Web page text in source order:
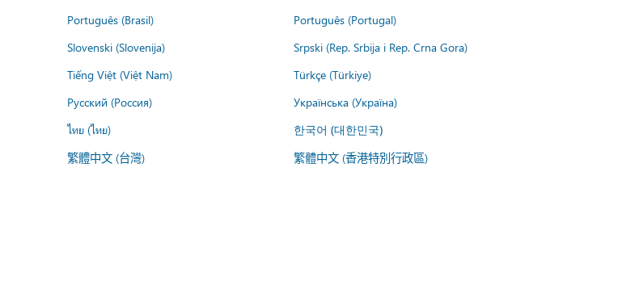
Português (Brasil)
Português (Portugal)
Slovenski (Slovenija)
Srpski (Rep. Srbija i Rep. Crna Gora)
Tiếng Việt (Việt Nam)
Türkçe (Türkiye)
Русский (Россия)
Українська (Україна)
ไทย (ไทย) 한국어 (대한민국)
繁體中文 (台灣) 繁體中文 (香港特別行政區)